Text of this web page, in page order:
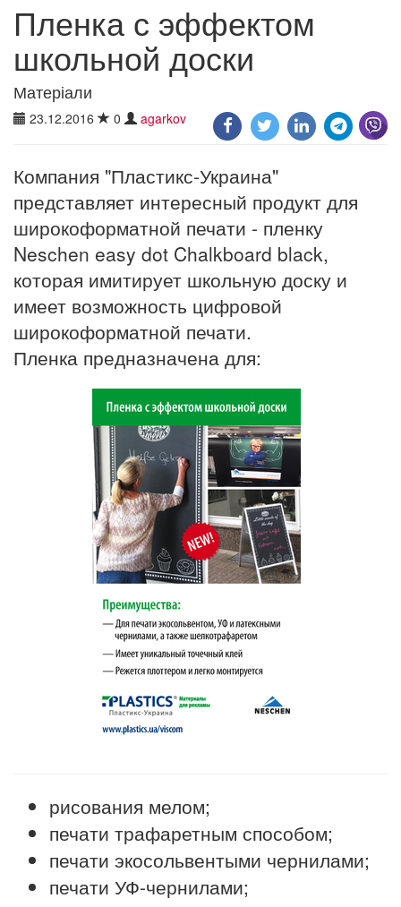
Пленка с эффектом
школьной доски
Матеріали
23.12.2016 0 agarkov
Компания "Пластикс-Украина"
представляет интересный продукт для
широкоформатной печати - пленку
Neschen easy dot Chalkboard black,
которая имитирует школьную доску и
имеет возможность цифровой
широкоформатной печати.
Пленка предназначена для:
рисования мелом;
печати трафаретным способом;
печати экосольвентыми чернилами;
печати УФ-чернилами;